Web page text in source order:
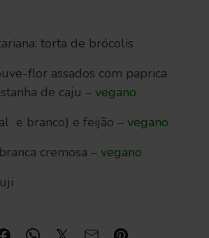
torta de brócolis
flor assados com paprica
de caju – vegano
e branco) e feijão – vegano
cremosa – vegano